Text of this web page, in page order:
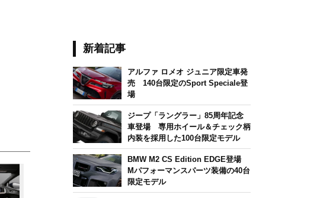
新着記事
アルファ ロメオ ジュニア限定車発
売 140台限定のSport Speciale登
場
ジープ「ラングラー」85周年記念
車登場 専用ホイール＆チェック柄
内装を採用した100台限定モデル
BMW M2 CS Edition EDGE登場
Mパフォーマンスパーツ装備の40台
限定モデル